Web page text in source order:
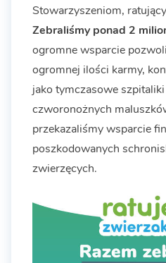
Stowarzyszeniom,
Zebraliśmy ponad 2
ogromne wsparcie
ogromnej ilości karmy,
jako tymczasowe
czworonożnych
przekazaliśmy wsparcie
poszkodowanych
zwierzęcych.